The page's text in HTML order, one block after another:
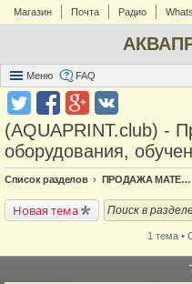
Магазин Почта Радио
Меню FAQ
(AQUAPRINT.club) -
оборудования,
Список разделов ПРОДАЖА МАТЕРИАЛОВ
Новая тема
1 тема •